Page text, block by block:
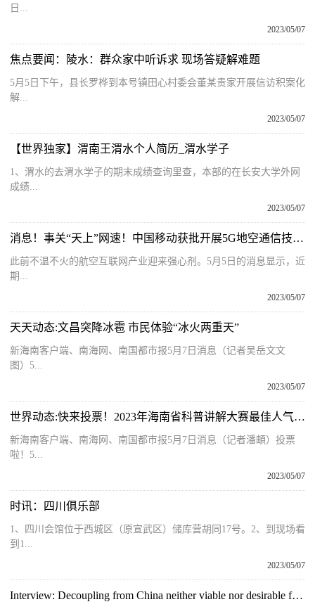
日...
2023/05/07
焦点要闻：陵水：群众家中听诉求 现场答疑解难题
5月5日下午，县长罗桦到本号镇田心村委会董某贵家开展信访积案化
解...
2023/05/07
【世界独家】渭南王渭水个人简历_渭水学子
1、渭水的去渭水学子的期末成绩查询里查，本部的在长安大学外网
成绩...
2023/05/07
消息！事关“天上”网速！中国移动获批开展5G地空通信技术试验
此前不温不火的航空互联网产业迎来强心剂。5月5日的消息显示，近
期...
2023/05/07
天天动态:文昌突降冰雹 市民体验“冰火两重天”
新海南客户端、南海网、南国都市报5月7日消息（记者吴岳文文
图）5...
2023/05/07
世界动态:快来投票！2023年海南省科普讲解大赛最佳人气奖网络投票正式开启
新海南客户端、南海网、南国都市报5月7日消息（记者潘頔）投票
啦！5...
2023/05/07
时讯：四川俱乐部
1、四川会馆位于西城区（原宣武区）储库营胡同17号。2、到现场看
到1...
2023/05/07
Interview: Decoupling from China neither viable nor desirable for Europe, expert